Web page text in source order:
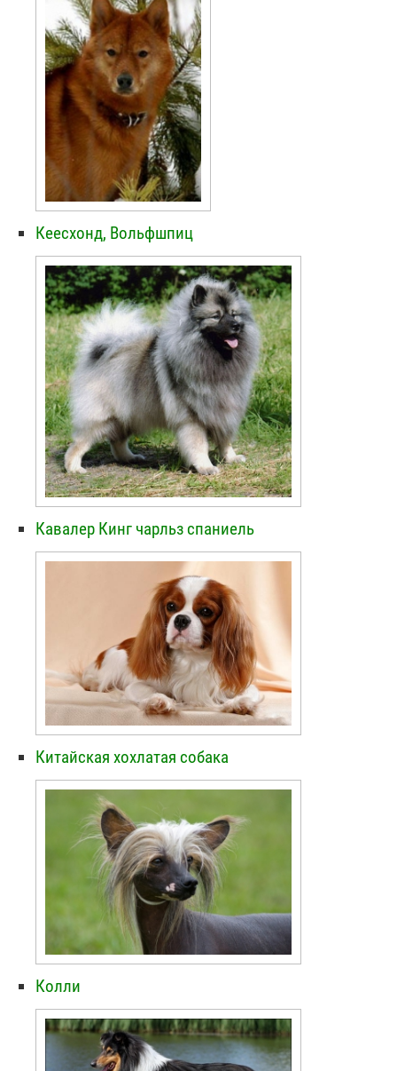
Кеесхонд, Вольфшпиц
Кавалер Кинг чарльз спаниель
Китайская хохлатая собака
Колли